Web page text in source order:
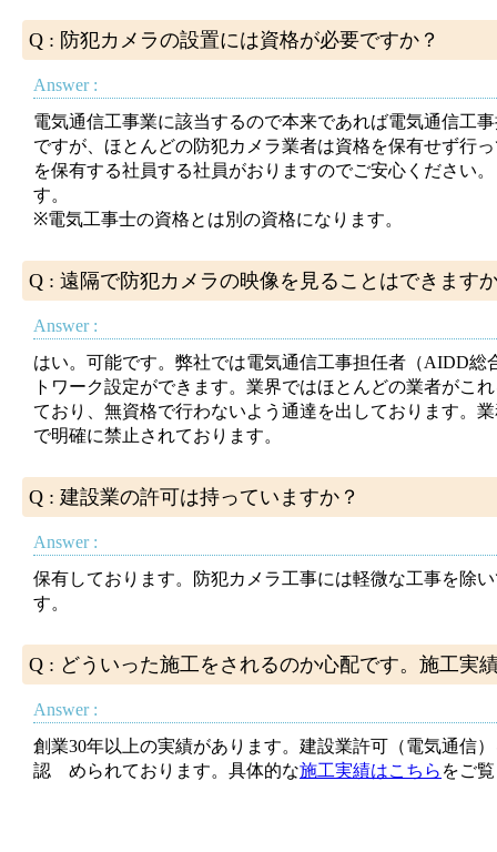
Q : 防犯カメラの設置には資格が必要ですか？
Answer :
電気通信工事業に該当するので本来であれば電気通信工
ですが、ほとんどの防犯カメラ業者は資格を保有せず行
を保有する社員する社員がおりますのでご安心ください
す。
※電気工事士の資格とは別の資格になります。
Q : 遠隔で防犯カメラの映像を見ることはできます
Answer :
はい。可能です。弊社では電気通信工事担任者（AIDD
トワーク設定ができます。業界ではほとんどの業者がこ
ており、無資格で行わないよう通達を出しております。
で明確に禁止されております。
Q : 建設業の許可は持っていますか？
Answer :
保有しております。防犯カメラ工事には軽微な工事を除
す。
Q : どういった施工をされるのか心配です。施工実
Answer :
創業30年以上の実績があります。建設業許可（電気通信
認 められております。具体的な施工実績はこちら をご